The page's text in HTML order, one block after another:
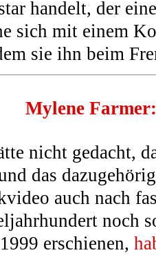
handelt, der
sich mit einem
sie ihn beim
Mylene
nicht gedacht,
das
auch nach
noch
erschienen,